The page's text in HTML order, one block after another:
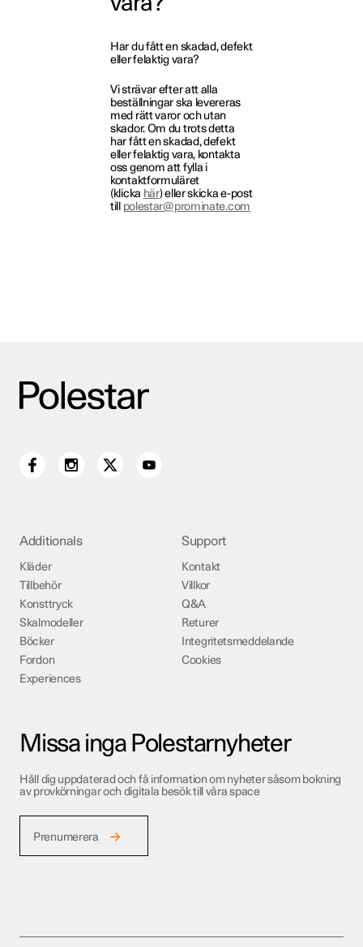
Har du fått en skadad, defekt
eller felaktig vara?
Vi strävar efter att alla
beställningar ska levereras
med rätt varor och utan
skador. Om du trots detta
har fått en skadad, defekt
eller felaktig vara, kontakta
oss genom att fylla i
kontaktformuläret
(klicka här) eller skicka e-post
till
polestar@prominate.com
Additionals
Kläder
Tillbehör
Konsttryck
Skalmodeller
Böcker
Fordon
Experiences
Support
Kontakt
Villkor
Q&A
Returer
Integritetsmeddelande
Cookies
Missa inga Polestarnyheter
Håll dig uppdaterad och få information om nyheter såsom bokning
av provkörningar och digitala besök till våra space
Prenumerera